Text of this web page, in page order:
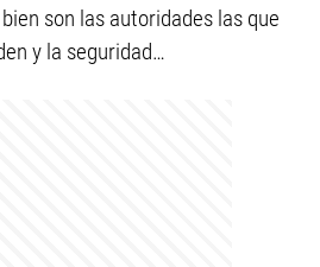
son las autoridades las que
y la seguridad…